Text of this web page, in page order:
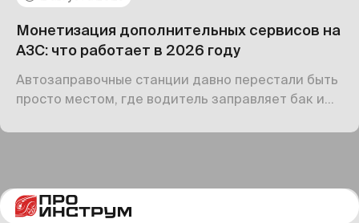
Монетизация дополнительных сервисов на
АЗС: что работает в 2026 году
Автозаправочные станции давно перестали быть
просто местом, где водитель заправляет бак и
сервисные точки, маленькие «хабы» для
подкачать шины, зарядить электромобиль,
отдохнуть или даже поработать в дороге.